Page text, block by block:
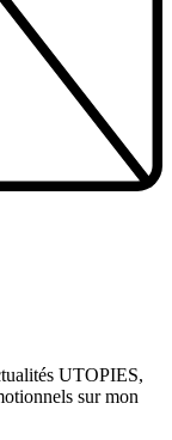
UTOPIES,
sur mon